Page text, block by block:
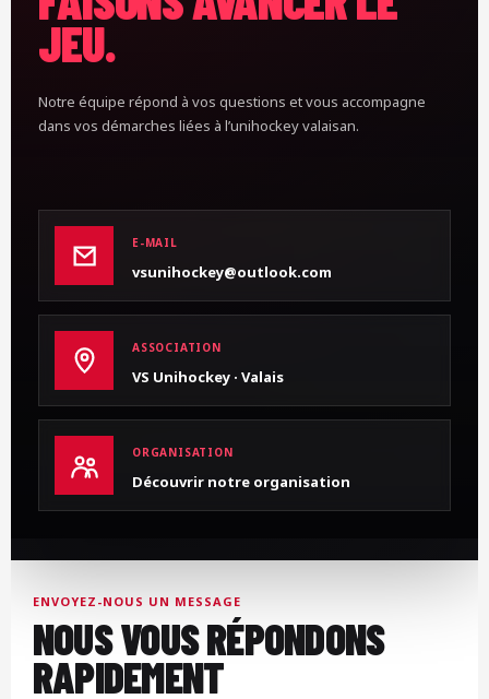
JEU.
Notre équipe répond à vos questions et vous accompagne
dans vos démarches liées à l’unihockey valaisan.
E-MAIL
vsunihockey@outlook.com
ASSOCIATION
VS Unihockey · Valais
ORGANISATION
Découvrir notre organisation
ENVOYEZ-NOUS UN MESSAGE
NOUS VOUS RÉPONDONS
RAPIDEMENT